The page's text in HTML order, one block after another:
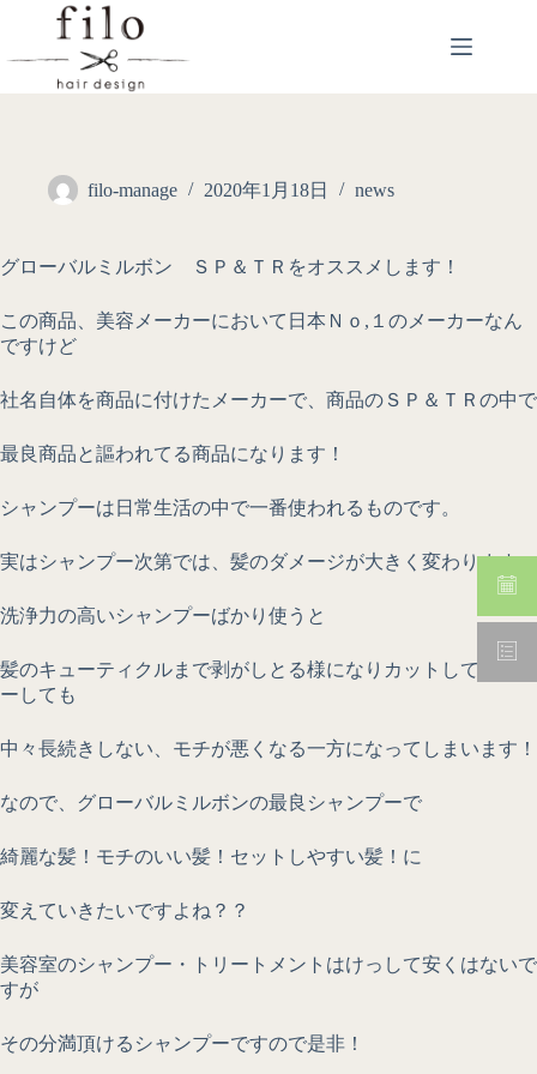
filo-manage 2020年1月18日 news
グローバルミルボン ＳＰ＆ＴＲをオススメします！
この商品、美容メーカーにおいて日本Ｎｏ,１のメーカーなん
ですけど
社名自体を商品に付けたメーカーで、商品のＳＰ＆ＴＲの中で
最良商品と謳われてる商品になります！
シャンプーは日常生活の中で一番使われるものです。
実はシャンプー次第では、髪のダメージが大きく変わります。
洗浄力の高いシャンプーばかり使うと
髪のキューティクルまで剥がしとる様になりカットしてもカラ
ーしても
中々長続きしない、モチが悪くなる一方になってしまいます！
なので、グローバルミルボンの最良シャンプーで
綺麗な髪！モチのいい髪！セットしやすい髪！に
変えていきたいですよね？？
美容室のシャンプー・トリートメントはけっして安くはないで
すが
その分満頂けるシャンプーですので是非！